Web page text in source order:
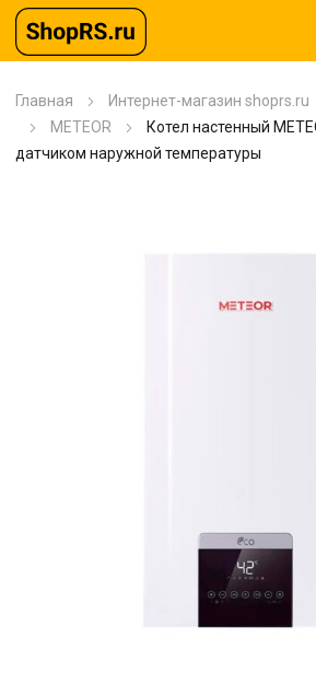
Главная Интернет-магазин shoprs.ru
METEOR
Котел настенный
датчиком наружной температуры